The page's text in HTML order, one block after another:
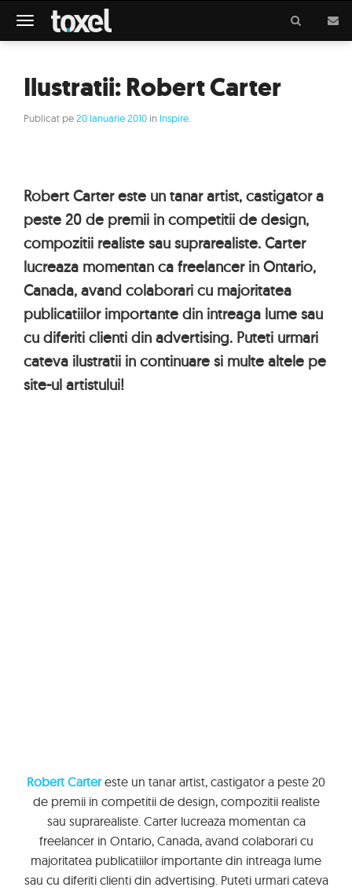
Meniu
Ilustratii: Robert Carter
Publicat pe20 Ianuarie 2010 in Inspire
Robert Carter este un tanar artist, castigator a
peste 20 de premii in competitii de design,
compozitii realiste sau suprarealiste. Carter
lucreaza momentan ca freelancer in Ontario,
Canada, avand colaborari cu majoritatea
publicatiilor importante din intreaga lume sau
cu diferiti clienti din advertising. Puteti urmari
cateva ilustratii in continuare si multe altele pe
site-ul artistului!
Robert Cartereste un tanar artist, castigator a peste 20
de premii in competitii de design, compozitii realiste
sau suprarealiste. Carter lucreaza momentan ca
freelancer in Ontario, Canada, avand colaborari cu
majoritatea publicatiilor importante din intreaga lume
sau cu diferiti clienti din advertising. Puteti urmari cateva